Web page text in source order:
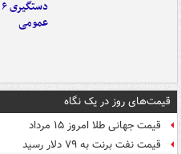
عمومی
قیمت‌های روز در یک نگاه
قیمت جهانی طلا امروز ۱۵ مرداد
قیمت نفت برنت به ۷۹ دلار رسید